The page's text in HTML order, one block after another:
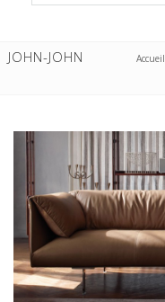
JOHN-JOHN Accueil